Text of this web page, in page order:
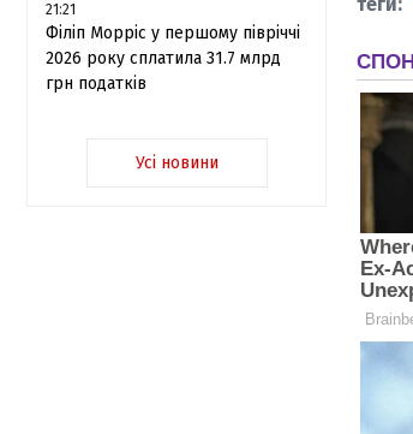
21:21
Філіп Морріс у першому півріччі
2026 року сплатила 31.7 млрд
грн податків
Усі новини